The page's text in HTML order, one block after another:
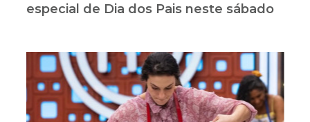
especial de Dia dos Pais neste sábado